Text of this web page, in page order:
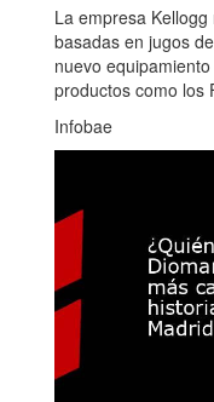
La empresa
basadas en jugos
nuevo
productos como los
Infobae